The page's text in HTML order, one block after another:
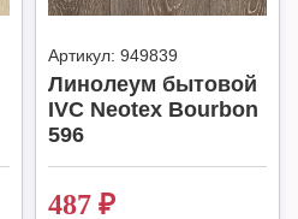
Артикул: 949839
Линолеум бытовой
IVC Neotex Bourbon
596
487 ₽